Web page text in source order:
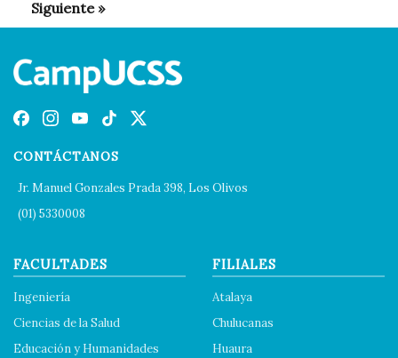
CONTÁCTANOS
Jr. Manuel Gonzales Prada 398, Los Olivos
(01) 5330008
FACULTADES
Ingeniería
Ciencias de la Salud
Educación y Humanidades
FILIALES
Atalaya
Chulucanas
Huaura